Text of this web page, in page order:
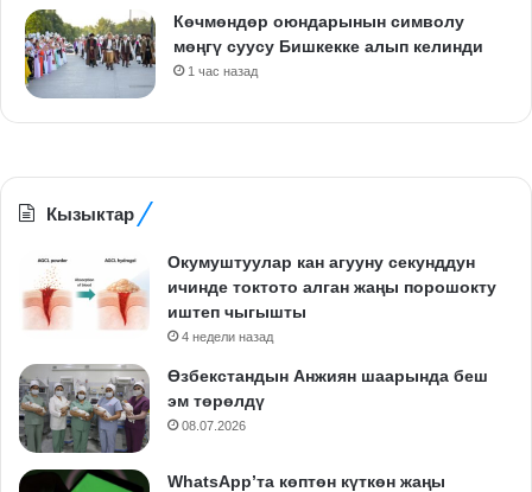
Көчмөндөр оюндарынын символу
мөңгү суусу Бишкекке алып келинди
1 час назад
Кызыктар
Окумуштуулар кан агууну секунддун
ичинде токтото алган жаңы порошокту
иштеп чыгышты
4 недели назад
Өзбекстандын Анжиян шаарында беш
эм төрөлдү
08.07.2026
WhatsApp’та көптөн күткөн жаңы